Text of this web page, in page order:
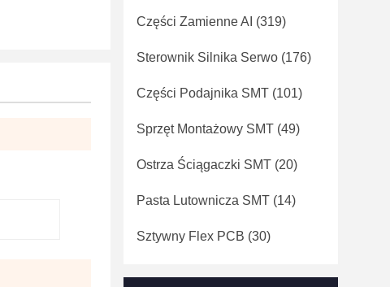
Części Zamienne AI (319)
Sterownik Silnika Serwo (176)
Części Podajnika SMT (101)
Sprzęt Montażowy SMT (49)
Ostrza Ściągaczki SMT (20)
Pasta Lutownicza SMT (14)
Sztywny Flex PCB (30)